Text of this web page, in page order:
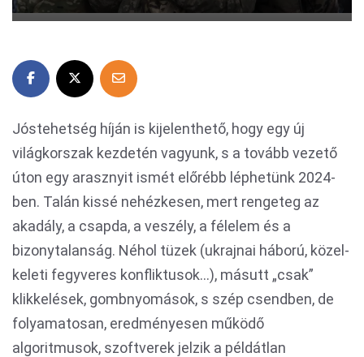
Jóstehetség híján is kijelenthető, hogy egy új
világkorszak kezdetén vagyunk, s a tovább vezető
úton egy arasznyit ismét előrébb léphetünk 2024-
ben. Talán kissé nehézkesen, mert rengeteg az
akadály, a csapda, a veszély, a félelem és a
bizonytalanság. Néhol tüzek (ukrajnai háború, közel-
keleti fegyveres konfliktusok…), másutt „csak”
klikkelések, gombnyomások, s szép csendben, de
folyamatosan, eredményesen működő
algoritmusok, szoftverek jelzik a példátlan